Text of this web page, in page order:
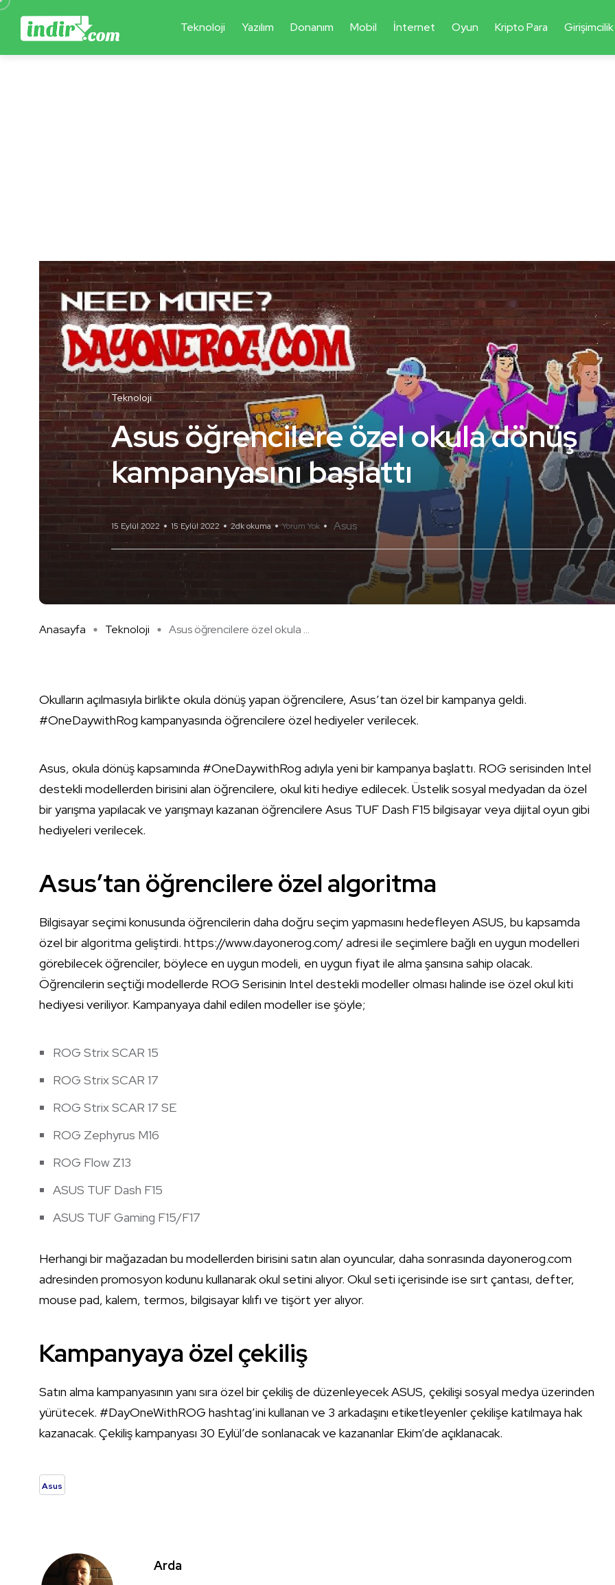
Teknoloji Yazılım Donanım Mobil İnternet Oyun Kripto Para Girişimcilik
Teknoloji
Asus öğrencilere özel okula dönüş
kampanyasını başlattı
15 Eylül 2022 15 Eylül 2022 2dk okuma Yorum Yok Asus
Anasayfa Teknoloji Asus öğrencilere özel okula ...
Okulların açılmasıyla birlikte okula dönüş yapan öğrencilere, Asus’tan özel bir kampanya geldi.
#OneDaywithRog kampanyasında öğrencilere özel hediyeler verilecek.
Asus, okula dönüş kapsamında #OneDaywithRog adıyla yeni bir kampanya başlattı. ROG serisinden Intel
destekli modellerden birisini alan öğrencilere, okul kiti hediye edilecek. Üstelik sosyal medyadan da özel
bir yarışma yapılacak ve yarışmayı kazanan öğrencilere Asus TUF Dash F15 bilgisayar veya dijital oyun gibi
hediyeleri verilecek.
Asus’tan öğrencilere özel algoritma
Bilgisayar seçimi konusunda öğrencilerin daha doğru seçim yapmasını hedefleyen ASUS, bu kapsamda
özel bir algoritma geliştirdi. https://www.dayonerog.com/ adresi ile seçimlere bağlı en uygun modelleri
görebilecek öğrenciler, böylece en uygun modeli, en uygun fiyat ile alma şansına sahip olacak.
Öğrencilerin seçtiği modellerde ROG Serisinin Intel destekli modeller olması halinde ise özel okul kiti
hediyesi veriliyor. Kampanyaya dahil edilen modeller ise şöyle;
ROG Strix SCAR 15
ROG Strix SCAR 17
ROG Strix SCAR 17 SE
ROG Zephyrus M16
ROG Flow Z13
ASUS TUF Dash F15
ASUS TUF Gaming F15/F17
Herhangi bir mağazadan bu modellerden birisini satın alan oyuncular, daha sonrasında dayonerog.com
adresinden promosyon kodunu kullanarak okul setini alıyor. Okul seti içerisinde ise sırt çantası, defter,
mouse pad, kalem, termos, bilgisayar kılıfı ve tişört yer alıyor.
Kampanyaya özel çekiliş
Satın alma kampanyasının yanı sıra özel bir çekiliş de düzenleyecek ASUS, çekilişi sosyal medya üzerinden
yürütecek. #DayOneWithROG hashtag’ini kullanan ve 3 arkadaşını etiketleyenler çekilişe katılmaya hak
kazanacak. Çekiliş kampanyası 30 Eylül’de sonlanacak ve kazananlar Ekim’de açıklanacak.
Asus
Arda